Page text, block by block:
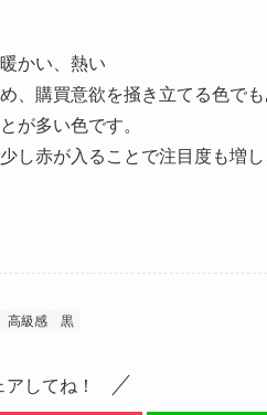
かい、熱い
、購買意欲を掻き立てる色で
が多い色です。
し赤が入ることで注目度も増
高級感 黒
してね！